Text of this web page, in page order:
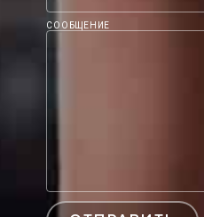
СООБЩЕНИЕ